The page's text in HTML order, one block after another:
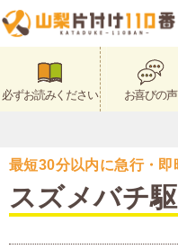
必ずお読みください お喜びの声
最短30分以内に急行・即
スズメバチ